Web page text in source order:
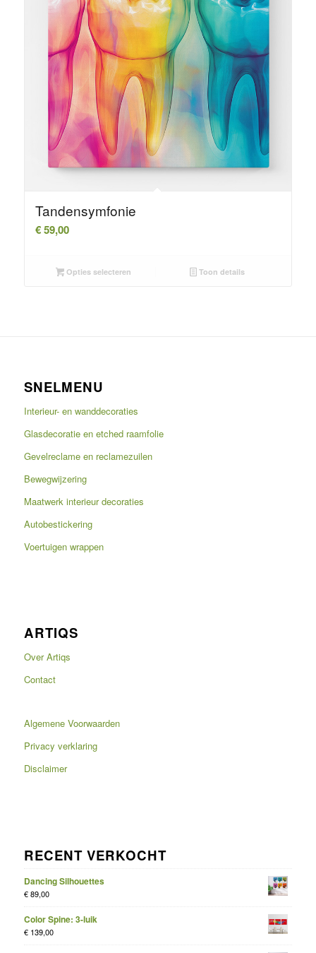
Tandensymfonie
€59,00
Opties selecteren Toon details
SNELMENU
Interieur- en wanddecoraties
Glasdecoratie en etched raamfolie
Gevelreclame en reclamezuilen
Bewegwijzering
Maatwerk interieur decoraties
Autobestickering
Voertuigen wrappen
ARTIQS
Over Artiqs
Contact
Algemene Voorwaarden
Privacy verklaring
Disclaimer
RECENT VERKOCHT
Dancing Silhouettes
€89,00
Color Spine: 3-luik
€139,00